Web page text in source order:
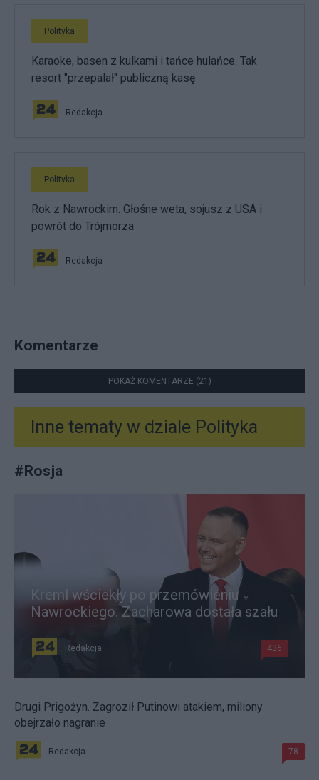
Polityka
Karaoke, basen z kulkami i tańce hulańce. Tak
resort "przepalał" publiczną kasę
Redakcja
Polityka
Rok z Nawrockim. Głośne weta, sojusz z USA i
powrót do Trójmorza
Redakcja
Komentarze
POKAŻ KOMENTARZE (21)
Inne tematy w dziale Polityka
#Rosja
Kreml wściekły po przemówieniu
Nawrockiego. Zacharowa dostała szału
Redakcja 436
Drugi Prigożyn. Zagroził Putinowi atakiem, miliony
obejrzało nagranie
Redakcja 78